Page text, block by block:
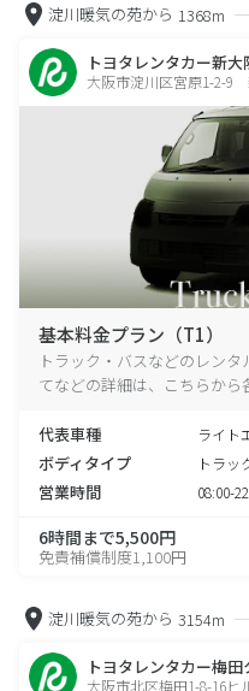
淀川暖気の苑から 1368m
トヨタレンタカー新
大阪市淀川区宮原1-2-9
基本料金プラン（T1）
トラック・バスなどのレン
てなどの詳細は、こちらから
代表車種 ライト
ボディタイプ トラッ
営業時間 08:00-
6時間まで5,500円
免責補償制度1,100円
淀川暖気の苑から 3154m
トヨタレンタカー梅
大阪市北区梅田1-8-16ヒ